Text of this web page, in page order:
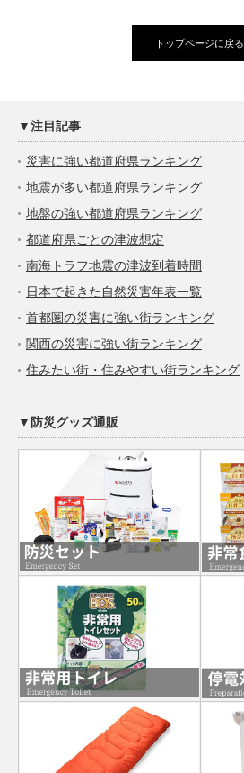
トップページに戻る
▼注目記事
災害に強い都道府県ランキング
地震が多い都道府県ランキング
地盤の強い都道府県ランキング
都道府県ごとの津波想定
南海トラフ地震の津波到着時間
日本で起きた自然災害年表一覧
首都圏の災害に強い街ランキング
関西の災害に強い街ランキング
住みたい街・住みやすい街ランキング
▼防災グッズ通販